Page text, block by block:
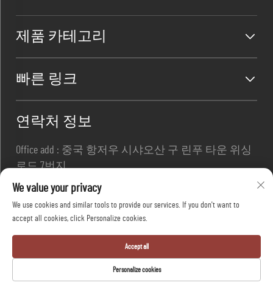
제품 카테고리
빠른 링크
연락처 정보
Office add : 중국 항저우 시샤오산 구 린푸 타운 위싱
로드 7번지
이메일 :
[email protected]
전화번호 :
+86-13967169961
Copyright © 항저우 다팡 세이프티 유한회사 모든 권
리 보유 - 개인정보 보호정책- 블로그
We value your privacy
We use cookies and similar tools to provide our services. If you don't want to
accept all cookies, click Personalize cookies.
Personalize cookies
Accept all